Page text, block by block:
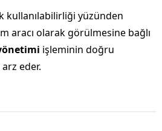
kullanılabilirliği yüzünden
aracı olarak görülmesine bağlı
işleminin doğru
eder.